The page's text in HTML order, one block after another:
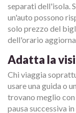
separati dell'isola.
un'auto possono
solo prezzo del
dell'orario
Adatta la
Chi viaggia
usare una guida o
trovano meglio
pausa successiva